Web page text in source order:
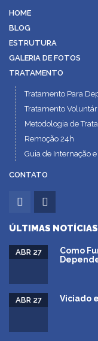
HOME
BLOG
ESTRUTURA
GALERIA DE FOTOS
TRATAMENTO
Tratamento Para
Tratamento
Metodologia de
Remoção 24h
Guia de Internação
CONTATO
ÚLTIMAS NOTÍCIAS
Como
ABR 27
Viciado
ABR 27